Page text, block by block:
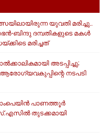
യുവതി മരിച്ചു..
ബിന്ദു ദമ്പതികളുടെ മകൾ
മരിച്ചത്
അടപ്പിച്ചു;
നടപടി
പാണത്തൂർ
തുടക്കമായി